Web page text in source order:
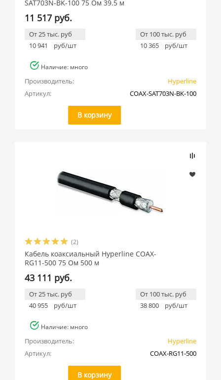
SAT703N-BK-100 75 Ом 39.5 м
11 517 руб.
От 25 тыс. руб
10 941
руб/шт
От 100 тыс. руб
10 365
руб/шт
Наличие: много
Производитель:
Hyperline
Артикул:
COAX-SAT703N-BK-100
В корзину
(2)
Кабель коаксиальный Hyperline COAX-
RG11-500 75 Ом 500 м
43 111 руб.
От 25 тыс. руб
40 955
руб/шт
От 100 тыс. руб
38 800
руб/шт
Наличие: много
Производитель:
Hyperline
Артикул:
COAX-RG11-500
В корзину